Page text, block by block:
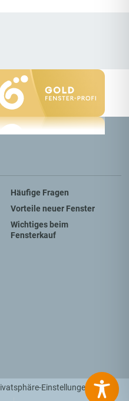
Häufige Fragen
Vorteile neuer Fenster
Wichtiges beim
Fensterkauf
Einstellungen ändern